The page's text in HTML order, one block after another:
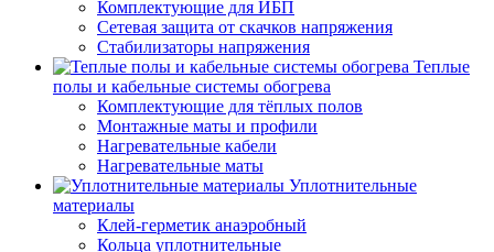
Комплектующие для ИБП
Сетевая защита от скачков напряжения
Стабилизаторы напряжения
Теплые
полы и кабельные системы обогрева
Комплектующие для тёплых полов
Монтажные маты и профили
Нагревательные кабели
Нагревательные маты
Уплотнительные
материалы
Клей-герметик анаэробный
Кольца уплотнительные